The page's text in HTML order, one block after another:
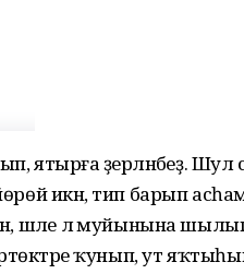
ятырға
икән, тип барып
шәле лә муйынына шылып
ҡунып, ут